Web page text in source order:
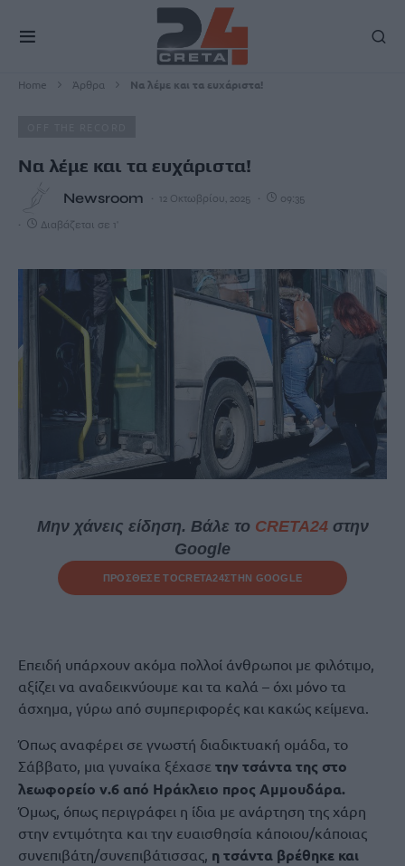
Home Άρθρα Να λέμε και τα ευχάριστα!
Να λέμε και τα ευχάριστα!
Newsroom 12 Οκτωβρίου, 2025 09:35
Διαβάζεται σε 1'
Μην χάνεις είδηση. Βάλε το CRETA24στην
Google
ΠΡΟΣΘΕΣΕ ΤΟCRETA24ΣΤΗΝ GOOGLE
Επειδή υπάρχουν ακόμα πολλοί άνθρωποι με φιλότιμο,
αξίζει να αναδεικνύουμε και τα καλά – όχι μόνο τα
άσχημα, γύρω από συμπεριφορές και κακώς κείμενα.
Όπως αναφέρει σε γνωστή διαδικτυακή ομάδα, το
Σάββατο, μια γυναίκα ξέχασε την τσάντα της στο
λεωφορείο ν.6 από Ηράκλειο προς Αμμουδάρα.
Όμως, όπως περιγράφει η ίδια με ανάρτηση της χάρη
στην εντιμότητα και την ευαισθησία κάποιου/κάποιας
συνεπιβάτη/συνεπιβάτισσας, η τσάντα βρέθηκε και